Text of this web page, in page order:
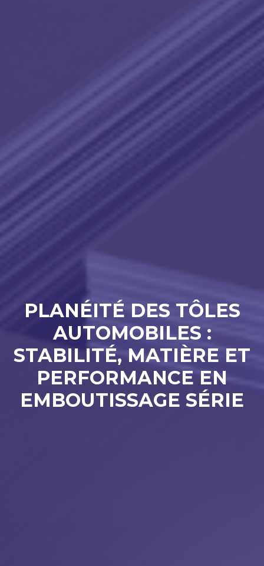
PLANÉITÉ DES TÔLES
AUTOMOBILES :
STABILITÉ, MATIÈRE ET
PERFORMANCE EN
EMBOUTISSAGE SÉRIE